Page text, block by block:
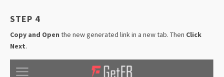
STEP 4
Copy and Open the new generated link in a new tab. Then Click
Next.